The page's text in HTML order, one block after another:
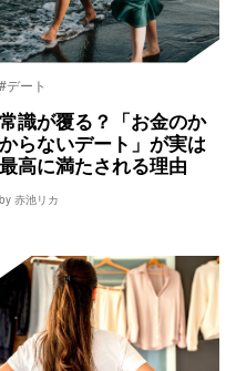
#デート
常識が覆る？「お金のか
からないデート」が実は
最高に満たされる理由
by 赤池リカ